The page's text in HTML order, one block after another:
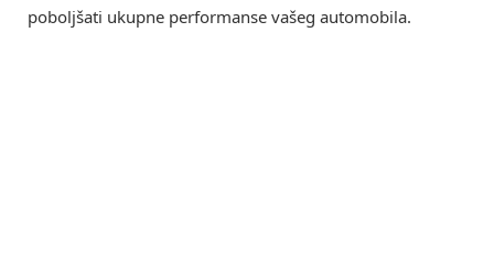
poboljšati ukupne performanse vašeg automobila.